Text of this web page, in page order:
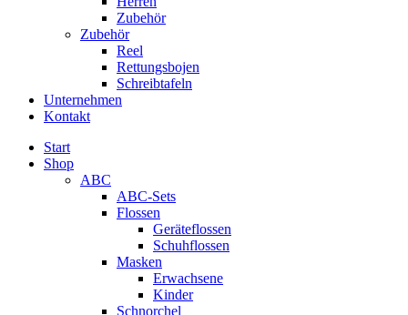
Zubehör
Zubehör
Reel
Rettungsbojen
Schreibtafeln
Unternehmen
Kontakt
Start
Shop
ABC
ABC-Sets
Flossen
Geräteflossen
Schuhflossen
Masken
Erwachsene
Kinder
Schnorchel